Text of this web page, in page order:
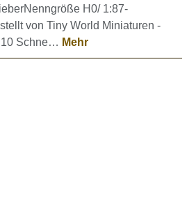
H0/ 1:87-
von Tiny World Miniaturen -
10 Schne… Mehr